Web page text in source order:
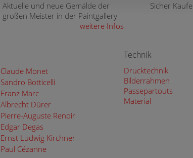
Aktuelle und neue Gemälde der
großen Meister in der Paintgallery
weitere Infos
Sicher
Claude Monet
Sandro Botticelli
Franz Marc
Albrecht Dürer
Pierre-Auguste Renoir
Edgar Degas
Ernst Ludwig Kirchner
Paul Cézanne
Technik
Drucktechnik
Bilderrahmen
Passepartouts
Material